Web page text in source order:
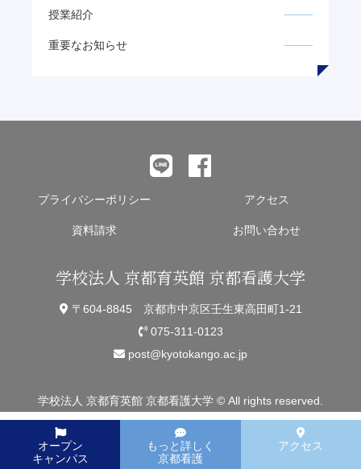
授業紹介
重要なお知らせ
プライバシーポリシー アクセス
資料請求 お問い合わせ
学校法人 京都育英館 京都看護大学
〒604-8845 京都市中京区壬生東高田町1-21
075-311-0123
post@kyotokango.ac.jp
学校法人 京都育英館 京都看護大学 © All rights reserved.
オープン
キャンパス
もっと詳しく
京都看護
アクセス